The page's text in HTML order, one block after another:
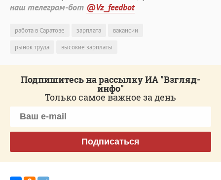
наш телеграм-бот @Vz_feedbot
работа в Саратове зарплата
вакансии
рынок труда
высокие зарплаты
Подпишитесь на рассылку ИА "Взгляд-
инфо"
Только самое важное за день
Подписаться